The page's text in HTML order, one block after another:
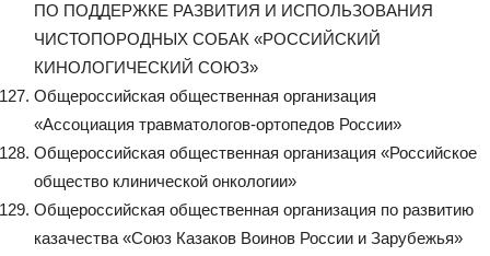
ПО ПОДДЕРЖКЕ РАЗВИТИЯ И ИСПОЛЬЗОВАНИЯ
ЧИСТОПОРОДНЫХ СОБАК «РОССИЙСКИЙ
КИНОЛОГИЧЕСКИЙ СОЮЗ»
Общероссийская общественная организация
«Ассоциация травматологов-ортопедов России»
Общероссийская общественная организация «Российское
общество клинической онкологии»
Общероссийская общественная организация по развитию
казачества «Союз Казаков Воинов России и Зарубежья»